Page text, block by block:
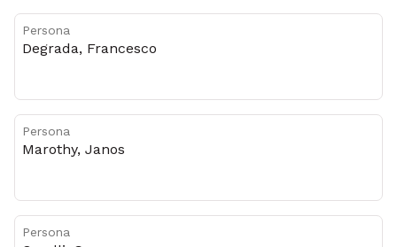
Persona
Degrada, Francesco
Persona
Marothy, Janos
Persona